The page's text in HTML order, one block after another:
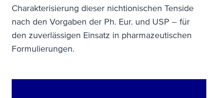
Charakterisierung dieser nichtionischen Tenside
nach den Vorgaben der Ph. Eur. und USP – für
den zuverlässigen Einsatz in pharmazeutischen
Formulierungen.